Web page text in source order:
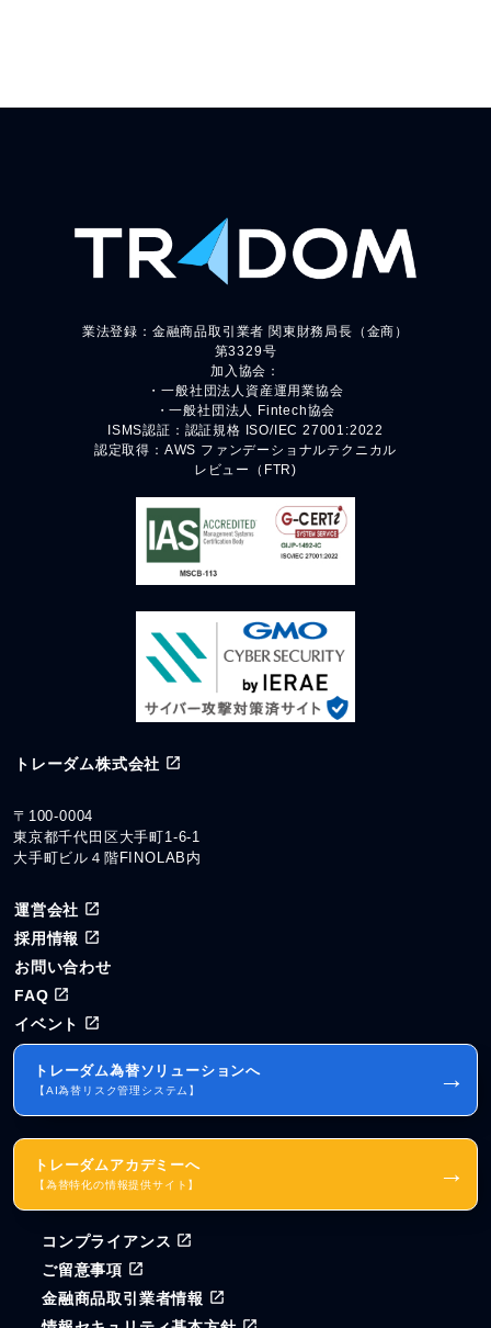
業法登録：金融商品取引業者 関東財務局長（金商）
第3329号
加入協会：
・一般社団法人資産運用業協会
・一般社団法人 Fintech協会
ISMS認証：認証規格 ISO/IEC 27001:2022
認定取得：AWS ファンデーショナルテクニカル
レビュー（FTR)
トレーダム株式会社
〒100-0004
東京都千代田区大手町1-6-1
大手町ビル４階FINOLAB内
運営会社
採用情報
お問い合わせ
FAQ
イベント
トレーダム為替ソリューションへ
【AI為替リスク管理システム】 →
トレーダムアカデミーへ
【為替特化の情報提供サイト】 →
コンプライアンス
ご留意事項
金融商品取引業者情報